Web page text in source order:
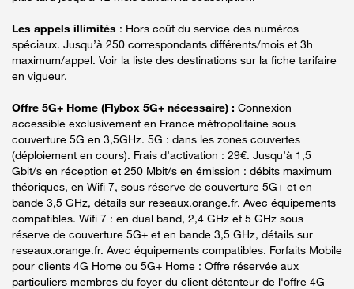
Les appels illimités : Hors coût du service des numéros
spéciaux. Jusqu’à 250 correspondants différents/mois et 3h
maximum/appel. Voir la liste des destinations sur la fiche tarifaire
en vigueur.
Offre 5G+ Home (Flybox 5G+ nécessaire) : Connexion
accessible exclusivement en France métropolitaine sous
couverture 5G en 3,5GHz. 5G : dans les zones couvertes
(déploiement en cours). Frais d’activation : 29€. Jusqu’à 1,5
Gbit/s en réception et 250 Mbit/s en émission : débits maximum
théoriques, en Wifi 7, sous réserve de couverture 5G+ et en
bande 3,5 GHz, détails sur reseaux.orange.fr. Avec équipements
compatibles. Wifi 7 : en dual band, 2,4 GHz et 5 GHz sous
réserve de couverture 5G+ et en bande 3,5 GHz, détails sur
reseaux.orange.fr. Avec équipements compatibles. Forfaits Mobile
pour clients 4G Home ou 5G+ Home : Offre réservée aux
particuliers membres du foyer du client détenteur de l'offre 4G